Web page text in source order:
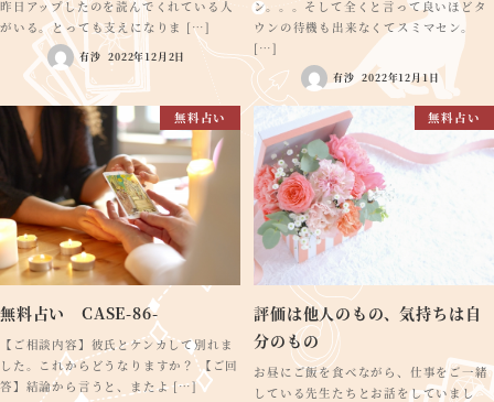
昨日アップしたのを読んでくれている人
がいる。とっても支えになりま […]
有沙 2022年12月2日
ン。。。そして全くと言って良いほどタ
ウンの待機も出来なくてスミマセン。
[…]
有沙 2022年12月1日
無料占い
無料占い CASE-86-
【ご相談内容】彼氏とケンカして別れま
した。これからどうなりますか？ 【ご回
答】結論から言うと、またよ […]
無料占い
評価は他人のもの、気持ちは自
分のもの
お昼にご飯を食べながら、仕事をご一緒
している先生たちとお話をしていまし